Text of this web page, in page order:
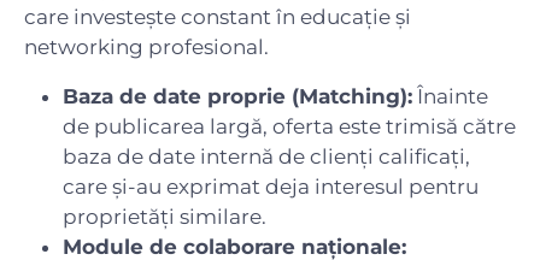
care investește constant în educație și
networking profesional.
Baza de date proprie (Matching): Înainte
de publicarea largă, oferta este trimisă către
baza de date internă de clienți calificați,
care și-au exprimat deja interesul pentru
proprietăți similare.
Module de colaborare naționale: